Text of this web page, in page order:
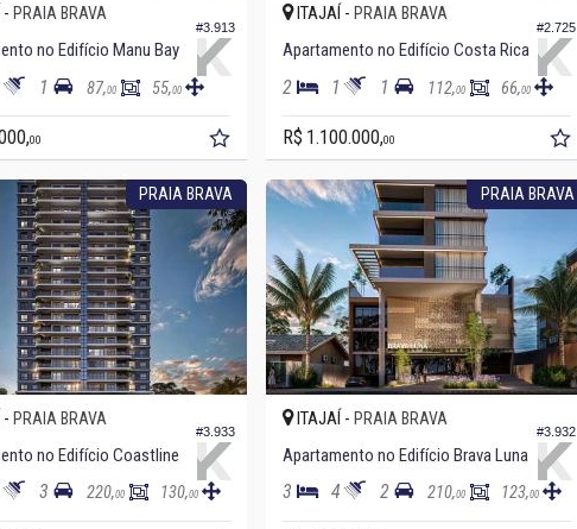
#3.913
PRAIA BRAVA
no Edifício Manu Bay
1 87,00 55,00
00
#2.725
ITAJAÍ - PRAIA BRAVA
Apartamento no Edifício Costa Rica
2 1 1 112,00 66,00
R$ 1.100.000,00
PRAIA BRAVA
#3.933
PRAIA BRAVA
no Edifício Coastline
3 220,00 130,00
PRAIA BRAVA
#3.932
ITAJAÍ - PRAIA BRAVA
Apartamento no Edifício Brava Luna
3 4 2 210,00 123,00